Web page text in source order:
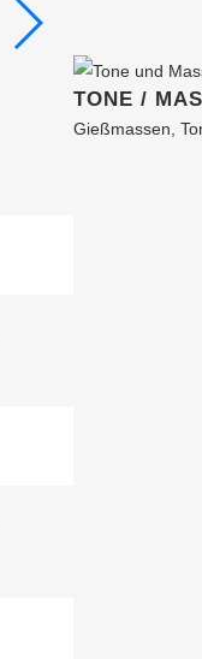
TONE /
Gießmassen,